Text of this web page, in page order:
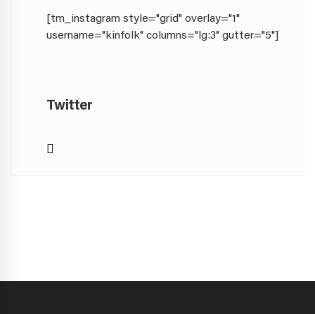
[tm_instagram style="grid" overlay="1"
username="kinfolk" columns="lg:3" gutter="5"]
Twitter